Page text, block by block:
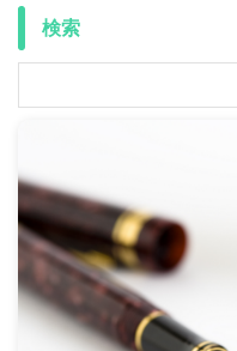
に飛び込んできた本がこちら。
を語りたいのに、「やばい！」
るオタク文章術』で ...
検索